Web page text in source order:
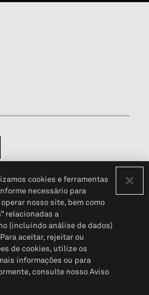
privacidade do cliente (em inglês)
Pessoais© 2026 S&P Global
cookies e ferramentas
necessário para
nosso site, bem como
relacionadas a
(incluindo análise de dados)
aceitar, rejeitar ou
de cookies, utilize os
informações ou para
consulte nosso Aviso